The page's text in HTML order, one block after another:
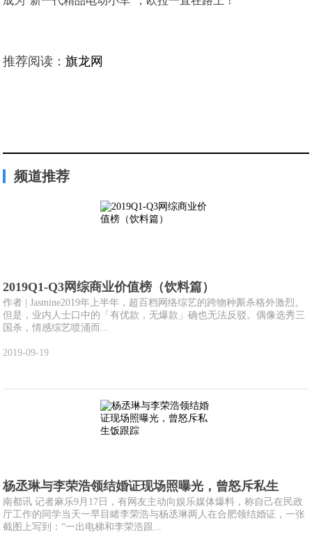
推荐阅读：旗龙网
频道推荐
2019Q1-Q3网综商业价值榜（饮料篇）
作者 | Jasmine2019年上半年，超百档网络综艺的跨物种厮杀格外激烈。
但是，业内人士口中的「有优款，无爆款」确也无法反驳。偶像选秀三
国杀，情感综艺喷涌而...
2019-09-19
杨丞琳与李荣浩领结婚证现场照曝光，曾怒斥私生
南都讯 记者麻乐9月17日，有网友主动向娱乐媒体爆料，称自己在民政
厅工作的同学当天一早目睹李荣浩与杨丞琳两人在合肥领结婚证，一张
截图上写到：“一出电梯和李荣浩跟...